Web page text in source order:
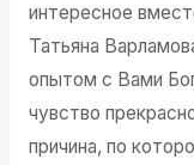
интересное
Татьяна
опытом с Вами
чувство
причина, по